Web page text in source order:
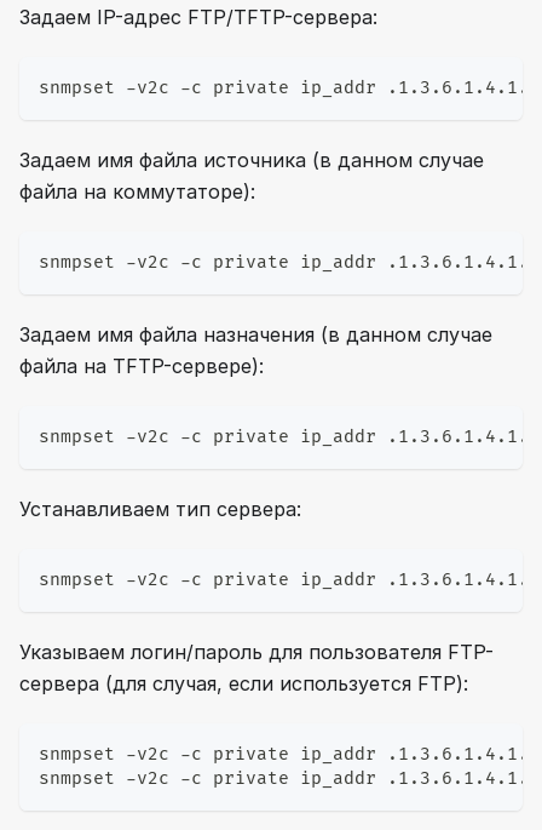
Задаем IP-адрес FTP/TFTP-сервера:
snmpset -v2c -c private ip_addr
Задаем имя файла источника (в данном случае
файла на коммутаторе):
snmpset -v2c -c private ip_addr
Задаем имя файла назначения (в данном случае
файла на TFTP-сервере):
snmpset -v2c -c private ip_addr
Устанавливаем тип сервера:
snmpset -v2c -c private ip_addr
Указываем логин/пароль для пользователя FTP-
сервера (для случая, если используется FTP):
snmpset -v2c -c private ip_addr
snmpset -v2c -c private ip_addr